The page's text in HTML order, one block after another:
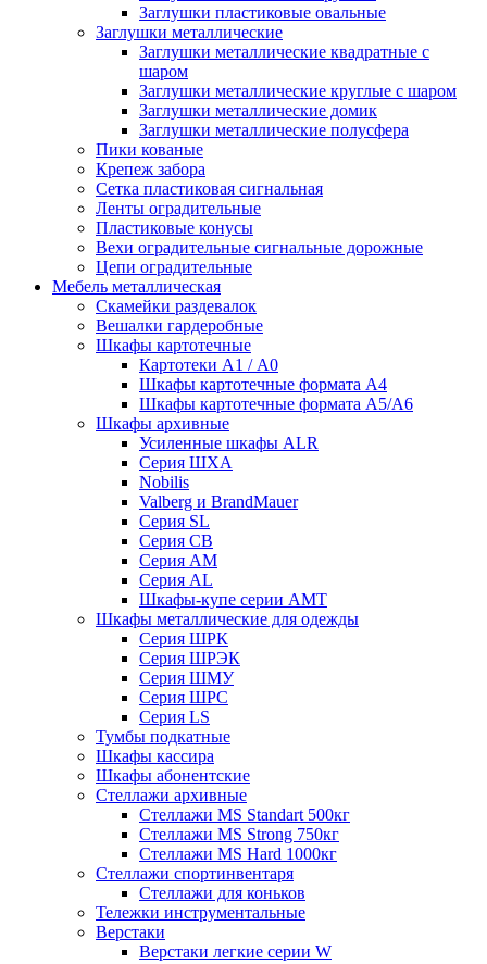
Заглушки пластиковые овальные
Заглушки металлические
Заглушки металлические квадратные с
шаром
Заглушки металлические круглые с шаром
Заглушки металлические домик
Заглушки металлические полусфера
Пики кованые
Крепеж забора
Сетка пластиковая сигнальная
Ленты оградительные
Пластиковые конусы
Вехи оградительные сигнальные дорожные
Цепи оградительные
Мебель металлическая
Скамейки раздевалок
Вешалки гардеробные
Шкафы картотечные
Картотеки А1 / А0
Шкафы картотечные формата А4
Шкафы картотечные формата А5/А6
Шкафы архивные
Усиленные шкафы ALR
Серия ШХА
Nobilis
Valberg и BrandMauer
Cерия SL
Серия СВ
Серия АМ
Серия AL
Шкафы-купе серии AMT
Шкафы металлические для одежды
Серия ШРК
Серия ШРЭК
Серия ШМУ
Серия ШРС
Серия LS
Тумбы подкатные
Шкафы кассира
Шкафы абонентские
Стеллажи архивные
Стеллажи MS Standart 500кг
Стеллажи MS Strong 750кг
Стеллажи MS Hard 1000кг
Стеллажи спортинвентаря
Стеллажи для коньков
Тележки инструментальные
Верстаки
Верстаки легкие серии W